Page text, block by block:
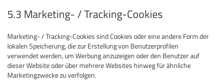
5.3 Marketing- / Tracking-Cookies
Marketing- / Tracking-Cookies sind Cookies oder eine andere Form der
lokalen Speicherung, die zur Erstellung von Benutzerprofilen
verwendet werden, um Werbung anzuzeigen oder den Benutzer auf
dieser Website oder über mehrere Websites hinweg für ähnliche
Marketingzwecke zu verfolgen.